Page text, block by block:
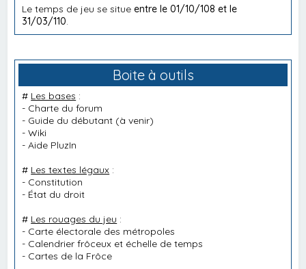
Le temps de jeu se situeentre le 01/10/108 et le
31/03/110
Boite à outils
# Les bases :
- Charte du forum
- Guide du débutant (à venir)
-Wiki
-Aide PluzIn
# Les textes légaux :
- Constitution
- État du droit
# Les rouages du jeu :
- Carte électorale des métropoles
- Calendrier frôceux et échelle de temps
- Cartes de la Frôce